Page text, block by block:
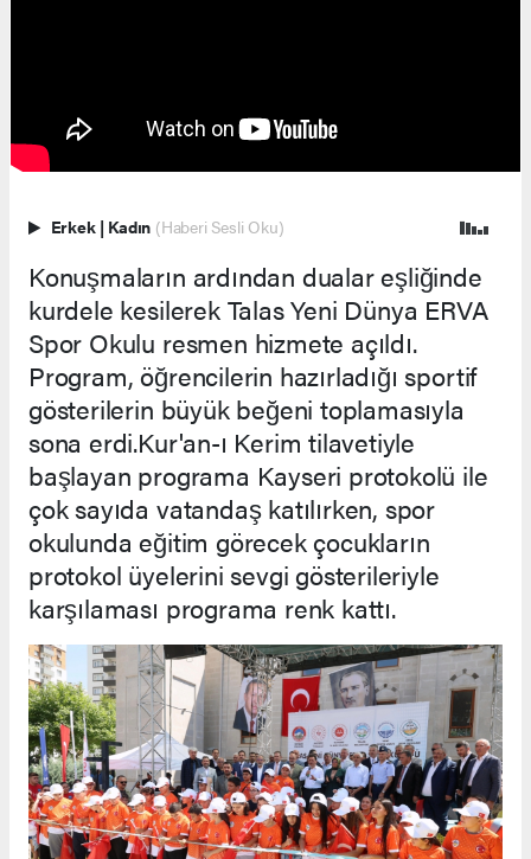
Erkek | Kadın (Haberi Sesli Oku)
Konuşmaların ardından dualar eşliğinde
kurdele kesilerek Talas Yeni Dünya ERVA
Spor Okulu resmen hizmete açıldı.
Program, öğrencilerin hazırladığı sportif
gösterilerin büyük beğeni toplamasıyla
sona erdi.Kur'an-ı Kerim tilavetiyle
başlayan programa Kayseri protokolü ile
çok sayıda vatandaş katılırken, spor
okulunda eğitim görecek çocukların
protokol üyelerini sevgi gösterileriyle
karşılaması programa renk kattı.